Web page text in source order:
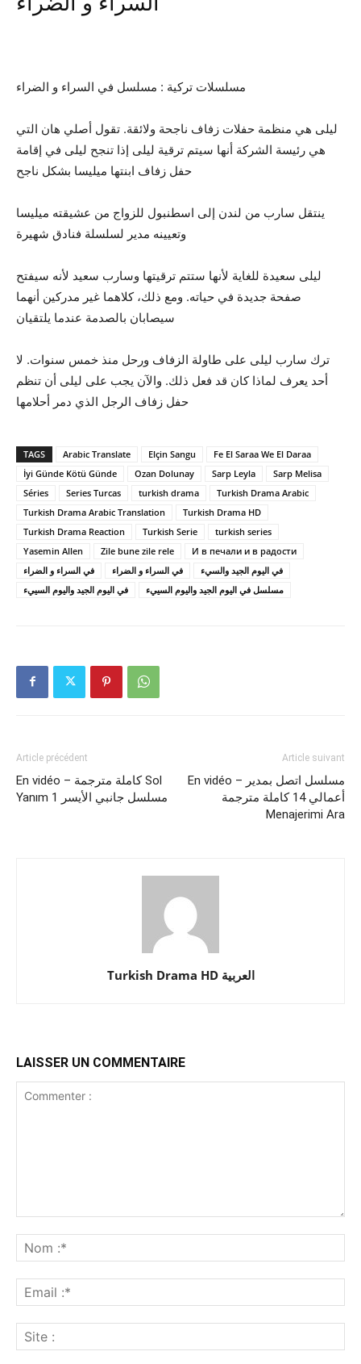
مسلسلات تركية : مسلسل في السراء و الضراء
ليلى هي منظمة حفلات زفاف ناجحة ولائقة. تقول أصلي هان التي
هي رئيسة الشركة أنها سيتم ترقية ليلى إذا تنجح ليلى في إقامة
حفل زفاف ابنتها ميليسا بشكل ناجح
ينتقل سارب من لندن إلى اسطنبول للزواج من عشيقته ميليسا
وتعيينه مدير لسلسلة فنادق شهيرة
ليلى سعيدة للغاية لأنها ستتم ترقيتها وسارب سعيد لأنه سيفتح
صفحة جديدة في حياته. ومع ذلك، كلاهما غير مدركين أنهما
سيصابان بالصدمة عندما يلتقيان
ترك سارب ليلى على طاولة الزفاف ورحل منذ خمس سنوات. لا
أحد يعرف لماذا كان قد فعل ذلك. والآن يجب على ليلى أن تنظم
حفل زفاف الرجل الذي دمر أحلامها
TAGS Arabic Translate Elçin Sangu
Fe El Saraa We El Daraa
İyi Günde Kötü Günde
Ozan Dolunay Sarp Leyla
Sarp Melisa
Séries
Series Turcas turkish drama
Turkish Drama Arabic
Turkish Drama Arabic Translation
Turkish Drama HD
Turkish Drama Reaction
Turkish Serie
turkish series
Yasemin Allen
Zile bune zile rele
И в печали и в радости
في السراء و الضراء
في اليوم الجيد والسيء
في اليوم الجيد واليوم السييء
مسلسل في اليوم الجيد واليوم السييء
Article précédent
En vidéo – كاملة مترجمة Sol
Yanım 1 مسلسل جانبي الأيسر
Article suivant
En vidéo – مسلسل اتصل بمدير
أعمالي 14 كاملة مترجمة
Menajerimi Ara‎
Turkish Drama HD العربية
LAISSER UN COMMENTAIRE